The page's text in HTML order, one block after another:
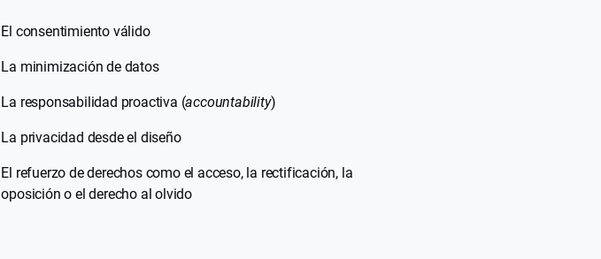
El consentimiento válido
La minimización de datos
La responsabilidad proactiva (accountability)
La privacidad desde el diseño
El refuerzo de derechos como el acceso, la rectificación, la
oposición o el derecho al olvido